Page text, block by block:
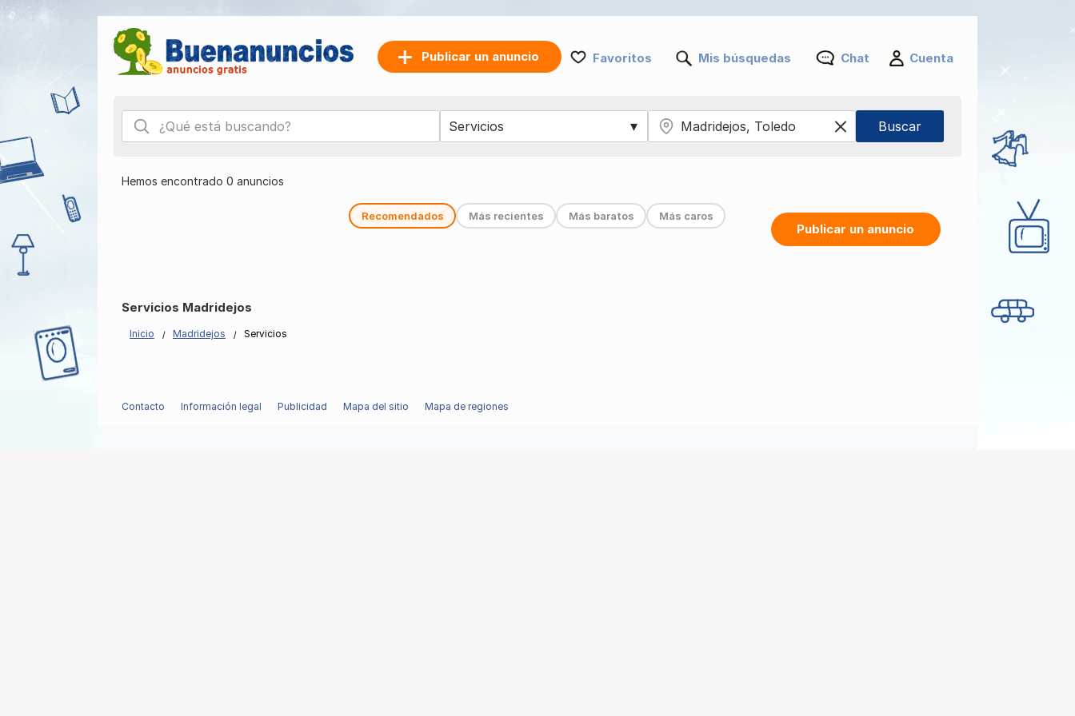
Publicar un anuncio Favoritos Mis búsquedas Chat Cuenta
Hemos encontrado 0 anuncios
Recomendados Más recientes Más baratos Más caros
Servicios Madridejos
Inicio Madridejos Servicios
Publicar un anuncio
Contacto Información legal Publicidad Mapa del sitio Mapa de regiones